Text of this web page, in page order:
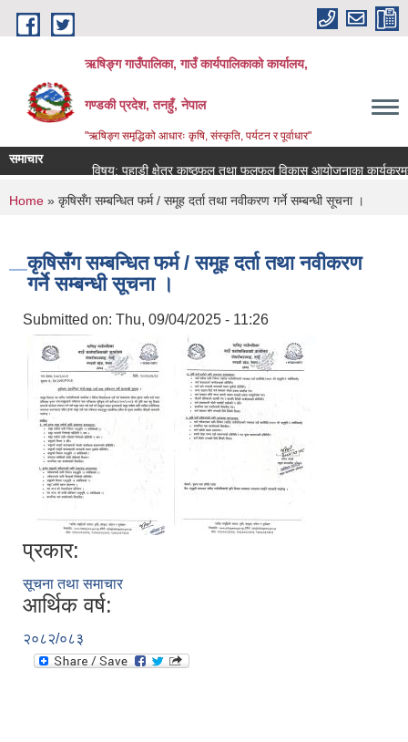
Skip to main content
ऋषिङ्ग गाउँपालिका, गाउँ कार्यपालिकाको कार्यालय,
गण्डकी प्रदेश, तनहुँ, नेपाल
"ऋषिङ्ग समृद्धिको आधारः कृषि, संस्कृति, पर्यटन र पूर्वाधार"
समाचार
विषय: पहाडी क्षेत्र काष्ठफल तथा फलफूल विकास आयोजनाका
You are here
Home » कृषिसँग सम्बन्धित फर्म / समूह दर्ता तथा नवीकरण गर्ने सम्बन्धी सूचना ।
कृषिसँग सम्बन्धित फर्म / समूह दर्ता तथा नवीकरण
गर्ने सम्बन्धी सूचना ।
Submitted on: Thu, 09/04/2025 - 11:26
प्रकार:
सूचना तथा समाचार
आर्थिक वर्ष:
२०८२/०८३